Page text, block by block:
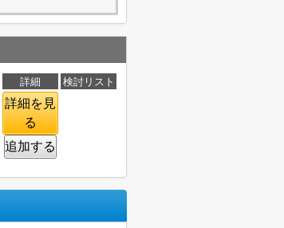
詳細 検討リスト
詳細を見
る
追加する